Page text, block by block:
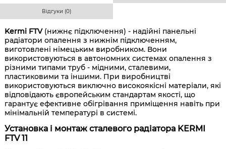
Відгуки (0)
Kermi FTV (нижнє підключення) - надійні панельні
радіатори опалення з нижнім підключенням,
виготовлені німецьким виробником. Вони
використовуються в автономних системах опалення з
різними типами труб - мідними, сталевими,
пластиковими та іншими. При виробництві
використовуються виключно високоякісні матеріали, які
відповідають європейським стандартам якості, що
гарантує ефективне обігрівання приміщення навіть при
мінімальній температурі в системі.
Установка і монтаж сталевого радіатора KERMI
FTV 11